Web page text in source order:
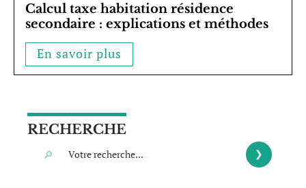
Calcul taxe habitation résidence
secondaire : explications et méthodes
En savoir plus
RECHERCHE